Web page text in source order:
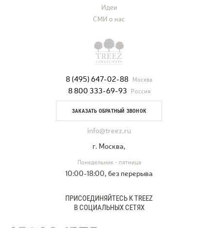
8 (495) 647-02-88 Москва
8 800 333-69-93 Россия
ЗАКАЗАТЬ ОБРАТНЫЙ ЗВОНОК
info@treez.ru
г. Москва,
Понедельник - пятница
10:00-18:00, без перерыва
Идеи
СМИ о нас
ПРИСОЕДИНЯЙТЕСЬ К TREEZ
В СОЦИАЛЬНЫХ СЕТЯХ